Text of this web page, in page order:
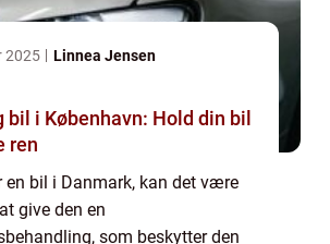
2025 Linnea Jensen
bil i København: Hold din bil
ren
en bil i Danmark, kan det være
give den en
som beskytter den